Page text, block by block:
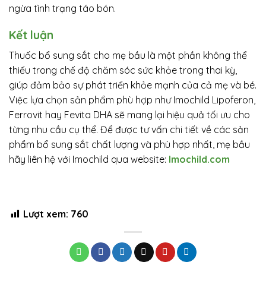
ngừa tình trạng táo bón.
Kết luận
Thuốc bổ sung sắt cho mẹ bầu là một phần không thể
thiếu trong chế độ chăm sóc sức khỏe trong thai kỳ,
giúp đảm bảo sự phát triển khỏe mạnh của cả mẹ và bé.
Việc lựa chọn sản phẩm phù hợp như Imochild Lipoferon,
Ferrovit hay Fevita DHA sẽ mang lại hiệu quả tối ưu cho
từng nhu cầu cụ thể. Để được tư vấn chi tiết về các sản
phẩm bổ sung sắt chất lượng và phù hợp nhất, mẹ bầu
hãy liên hệ với Imochild qua website: Imochild.com
Lượt xem: 760